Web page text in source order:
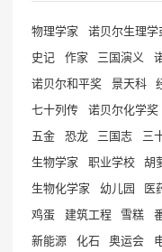
物理学家 诺贝尔生理学
史记
作家 三国演义
诺贝尔和平奖
景天科
七十列传
诺贝尔化学奖
五金
恐龙 三国志 三
生物学家
职业学校 胡
生物化学家
幼儿园 医
鸡蛋
建筑工程 雪糕
新能源
化石 奥运会